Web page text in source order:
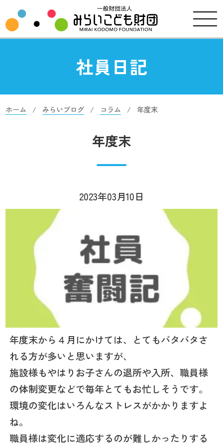
社員日記
ホーム みらいブログ コラム 年度末
年度末
2023年03月10日
年度末から４月にかけては、とてもバタバタさ
れる方が多いと思いますが、
施設様もやはりお子さんの退所や入所、職員様
の体制変更などで毎年とてもお忙しそうです。
環境の変化はいろんなストレスがかかりますよ
ね。
職員様は変化に適応するのが難しかったりする